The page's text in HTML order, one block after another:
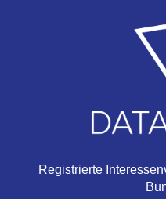
Registrierte